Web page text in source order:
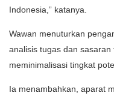
Indonesia,” katanya.
Wawan menuturkan
analisis tugas dan
meminimalisasi tingkat
Ia menambahkan, aparat